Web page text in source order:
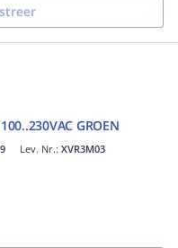
GROEN
Lev. Nr.: XVR3M03